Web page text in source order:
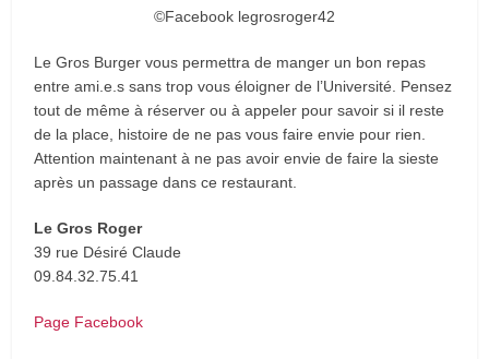
©Facebook legrosroger42
Le Gros Burger vous permettra de manger un bon repas
entre ami.e.s sans trop vous éloigner de l’Université. Pensez
tout de même à réserver ou à appeler pour savoir si il reste
de la place, histoire de ne pas vous faire envie pour rien.
Attention maintenant à ne pas avoir envie de faire la sieste
après un passage dans ce restaurant.
Le Gros Roger
39 rue Désiré Claude
09.84.32.75.41
Page Facebook